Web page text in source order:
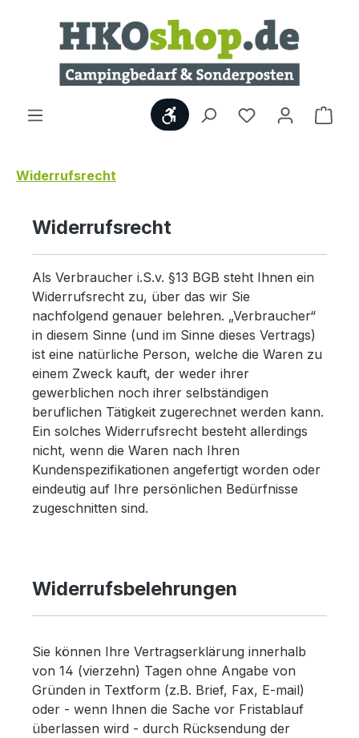
Zum Hauptinhalt springen
Werkzeugleiste anzeigen
Widerrufsrecht
Widerrufsrecht
Als Verbraucher i.S.v. §13 BGB steht Ihnen ein
Widerrufsrecht zu, über das wir Sie
nachfolgend genauer belehren. „Verbraucher“
in diesem Sinne (und im Sinne dieses Vertrags)
ist eine natürliche Person, welche die Waren zu
einem Zweck kauft, der weder ihrer
gewerblichen noch ihrer selbständigen
beruflichen Tätigkeit zugerechnet werden kann.
Ein solches Widerrufsrecht besteht allerdings
nicht, wenn die Waren nach Ihren
Kundenspezifikationen angefertigt worden oder
eindeutig auf Ihre persönlichen Bedürfnisse
zugeschnitten sind.
Widerrufsbelehrungen
Sie können Ihre Vertragserklärung innerhalb
von 14 (vierzehn) Tagen ohne Angabe von
Gründen in Textform (z.B. Brief, Fax, E-mail)
oder - wenn Ihnen die Sache vor Fristablauf
überlassen wird - durch Rücksendung der